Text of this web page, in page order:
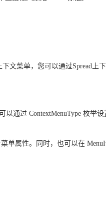
文菜单，您可以通过Spread
通过 ContextMenuType 枚举
单属性。同时，也可以在